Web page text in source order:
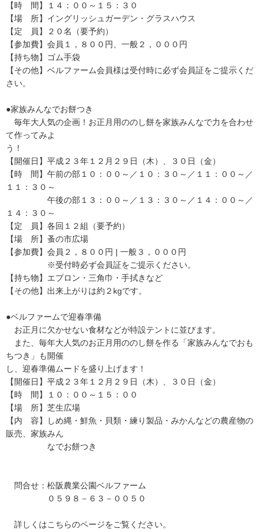
【時 間】１４：００～１５：３０
【場 所】イングリッシュガーデン・グラスハウス
【定 員】２０名（要予約）
【参加費】会員１，８００円、一般２，０００円
【持ち物】ゴム手袋
【その他】ベルファーム会員様は受付時に必ず会員証をご提示くだ
さい。
●家族みんなでお餅つき
毎年大人気の企画！お正月用ののし餅を家族みんなで力を合わせ
て作ってみよ
う！
【開催日】平成２３年１２月２９日（木）、３０日（金）
【時 間】午前の部１０：００～／１０：３０～／１１：００～／
１１：３０～
午後の部１３：００～／１３：３０～／１４：００～／
１４：３０～
【定 員】各回１２組（要予約）
【場 所】蚤の市広場
【参加費】会員２，８００円 | 一般３，０００円
※受付時必ず会員証をご提示ください。
【持ち物】エプロン・三角巾・手拭きなど
【その他】出来上がりは約２kgです。
●ベルファームで迎春準備
お正月に欠かせない食材などが特設テントに並びます。
また、毎年大人気のお正月用ののし餅を作る「家族みんなでおも
ちつき」も開催
し、迎春準備ムードを盛り上げます！
【開催日】平成２３年１２月２９日（木）、３０日（金）
【時 間】１０：００～１５：００
【場 所】芝生広場
【内 容】しめ縄・鮮魚・貝類・練り製品・みかんなどの農産物の
販売、家族みん
なでお餅つき
問合せ：松阪農業公園ベルファーム
０５９８－６３－００５０
詳しくはこちらのページをご覧ください。